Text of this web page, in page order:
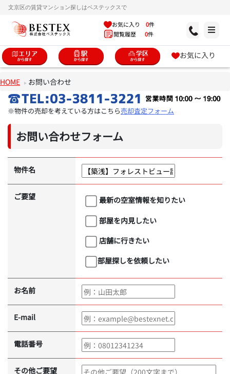
文京区の賃貸マンション探しはベステックスで
お気に入り 0件
閲覧履歴 0件
お気に入り
HOME お問い合わせ
※物件の売却を考えている方はこちら売却査定フォーム
お問い合わせフォーム
物件名
ご要望
最新の空室情報を知りたい
部屋を内見したい
店舗に行きたい
部屋探しを依頼したい
お名前
E-mail
電話番号
その他ご要望